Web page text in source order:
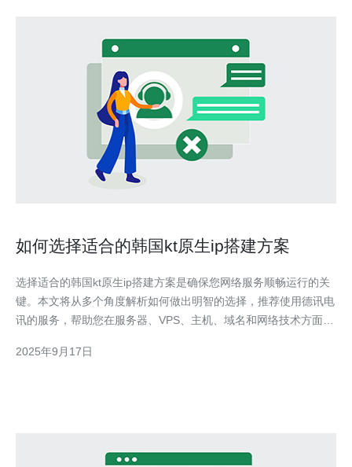
如何选择适合的韩国kt原生ip搭建方案
选择适合的韩国kt原生ip搭建方案是确保您网络服务顺畅运行的关
键。本文将从多个角度解析如何做出明智的选择，推荐使用德讯电
讯的服务，帮助您在服务器、VPS、主机、域名和网络技术方面实
案，首先要了解其独特的优势。韩国的网络基础设施十分发达，提
2025年9月17日